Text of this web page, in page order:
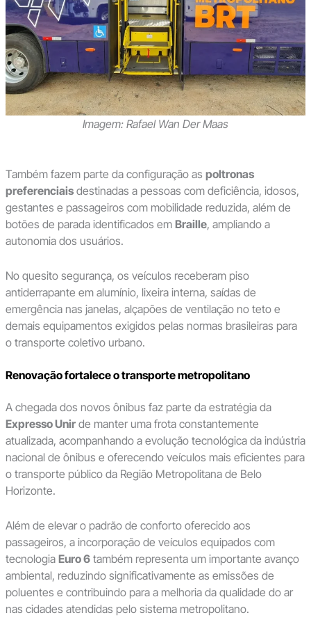
Imagem: Rafael Wan Der Maas
Também fazem parte da configuração as poltronas
preferenciaisdestinadas a pessoas com deficiência, idosos,
gestantes e passageiros com mobilidade reduzida, além de
botões de parada identificados em Braille, ampliando a
autonomia dos usuários.
No quesito segurança, os veículos receberam piso
antiderrapante em alumínio, lixeira interna, saídas de
emergência nas janelas, alçapões de ventilação no teto e
demais equipamentos exigidos pelas normas brasileiras para
o transporte coletivo urbano.
Renovação fortalece o transporte metropolitano
A chegada dos novos ônibus faz parte da estratégia da
Expresso Unirde manter uma frota constantemente
atualizada, acompanhando a evolução tecnológica da indústria
nacional de ônibus e oferecendo veículos mais eficientes para
o transporte público da Região Metropolitana de Belo
Horizonte.
Além de elevar o padrão de conforto oferecido aos
passageiros, a incorporação de veículos equipados com
tecnologia Euro 6também representa um importante avanço
ambiental, reduzindo significativamente as emissões de
poluentes e contribuindo para a melhoria da qualidade do ar
nas cidades atendidas pelo sistema metropolitano.